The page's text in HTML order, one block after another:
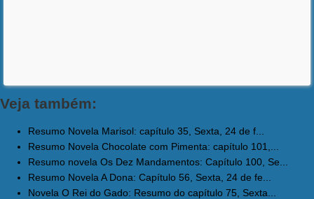
Veja também:
Resumo Novela Marisol: capítulo 35, Sexta, 24 de f...
Resumo Novela Chocolate com Pimenta: capítulo 101,...
Resumo novela Os Dez Mandamentos: Capítulo 100, Se...
Resumo Novela A Dona: Capítulo 56, Sexta, 24 de fe...
Novela O Rei do Gado: Resumo do capítulo 75, Sexta...